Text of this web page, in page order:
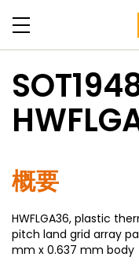
概要
HWFLGA36, plastic
pitch land grid array
mm x 0.637 mm body